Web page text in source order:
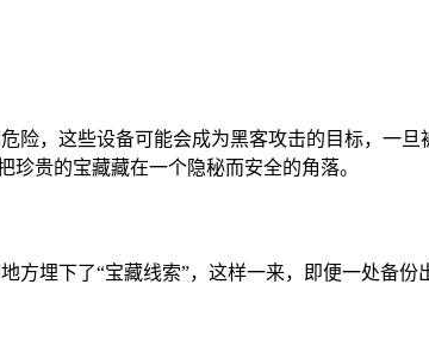
险，这些设备可能会成为黑客攻击的目标，一旦
贵的宝藏藏在一个隐秘而安全的角落。
埋下了“宝藏线索”，这样一来，即便一处备份